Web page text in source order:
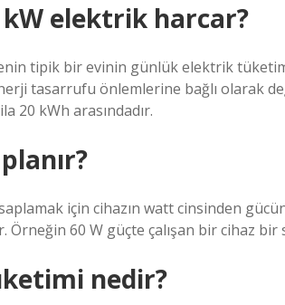
elektrik harcar?
tipik bir evinin günlük elektrik
tasarrufu önlemlerine bağlı olarak
20 kWh arasındadır.
için cihazın watt cinsinden
Örneğin 60 W güçte çalışan bir cihaz
nedir?